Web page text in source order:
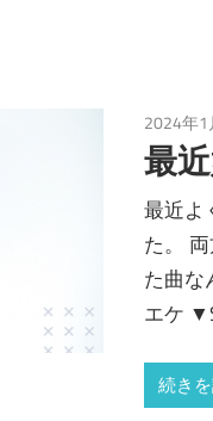
2024年1
最
最近よ
た。
た曲な
エケ
続き